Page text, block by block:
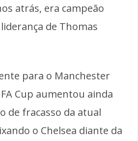
atrás, era campeão
de Thomas
para o Manchester
Cup aumentou ainda
de fracasso da atual
o Chelsea diante da